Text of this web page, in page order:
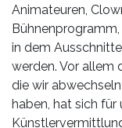
Blog
Jobs
Partner/Links
Animateuren,
in dem
werden. Vor allem
die wir
haben, hat sich für